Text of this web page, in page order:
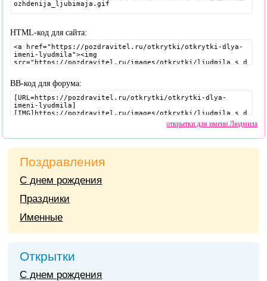
HTML-код для сайта:
BB-код для форума:
открытки для имени Людмила
Поздравления
С днем рождения
Праздники
Именные
Открытки
С днем рождения